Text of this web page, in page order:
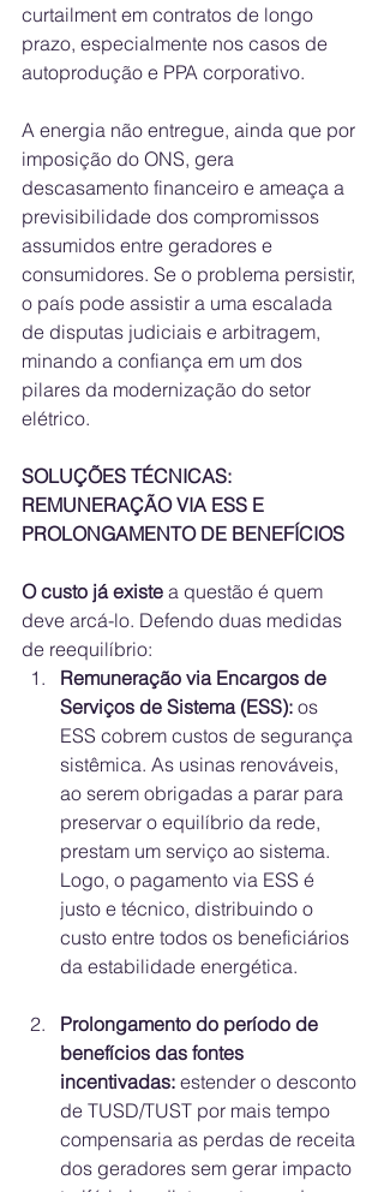
curtailment em contratos de longo
prazo, especialmente nos casos de
autoprodução e PPA corporativo.
A energia não entregue, ainda que por
imposição do ONS, gera
descasamento financeiro e ameaça a
previsibilidade dos compromissos
assumidos entre geradores e
consumidores. Se o problema persistir,
o país pode assistir a uma escalada
de disputas judiciais e arbitragem,
minando a confiança em um dos
pilares da modernização do setor
elétrico.
SOLUÇÕES TÉCNICAS:
REMUNERAÇÃO VIA ESS E
PROLONGAMENTO DE BENEFÍCIOS
O custo já existe a questão é quem
deve arcá-lo. Defendo duas medidas
de reequilíbrio:
Remuneração via Encargos de
Serviços de Sistema (ESS): os
ESS cobrem custos de segurança
sistêmica. As usinas renováveis,
ao serem obrigadas a parar para
preservar o equilíbrio da rede,
prestam um serviço ao sistema.
Logo, o pagamento via ESS é
justo e técnico, distribuindo o
custo entre todos os beneficiários
da estabilidade energética.
Prolongamento do período de
benefícios das fontes
incentivadas: estender o desconto
de TUSD/TUST por mais tempo
compensaria as perdas de receita
dos geradores sem gerar impacto